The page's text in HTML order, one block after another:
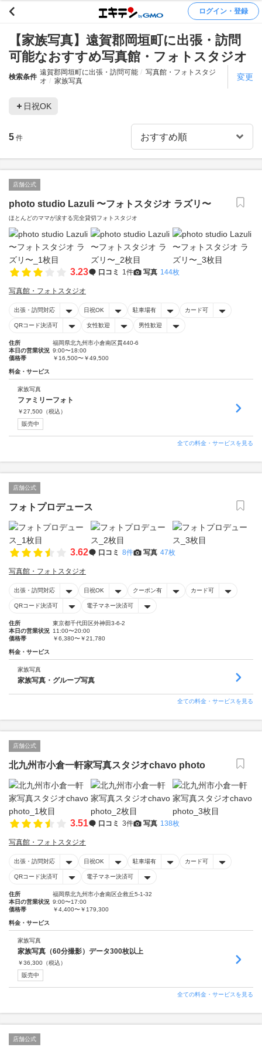
ログイン・登録
【家族写真】遠賀郡岡垣町に出張・訪問
可能なおすすめ写真館・フォトスタジオ
検索条件
遠賀郡岡垣町に出張・訪問可能
写真館・フォトスタジ
オ
家族写真 変更
日祝OK
5 件
店舗公式
photo studio Lazuli 〜フォトスタジオ ラズリ〜
ほとんどのママが涙する完全貸切フォトスタジオ
3.23 口コミ 1件 写真 144枚
写真館・フォトスタジオ
出張・訪問対応 日祝OK 駐車場有 カード可
QRコード決済可 女性歓迎 男性歓迎
住所
福岡県北九州市小倉南区貫440-6
本日の営業状況 9:00〜18:00
価格帯
￥16,500〜￥49,500
料金・サービス
家族写真
ファミリーフォト
￥27,500 （税込）
販売中
全ての料金・サービスを見る
店舗公式
フォトプロデュース
3.62 口コミ 8件 写真 47枚
写真館・フォトスタジオ
出張・訪問対応 日祝OK クーポン有 カード可
QRコード決済可 電子マネー決済可
住所
東京都千代田区外神田3-6-2
本日の営業状況 11:00〜20:00
価格帯
￥6,380〜￥21,780
料金・サービス
家族写真
家族写真・グループ写真
全ての料金・サービスを見る
店舗公式
北九州市小倉一軒家写真スタジオchavo photo
3.51 口コミ 3件 写真 138枚
写真館・フォトスタジオ
出張・訪問対応 日祝OK 駐車場有 カード可
QRコード決済可 電子マネー決済可
住所
福岡県北九州市小倉南区企救丘5-1-32
本日の営業状況 9:00〜17:00
価格帯
￥4,400〜￥179,300
料金・サービス
家族写真
家族写真（60分撮影）データ300枚以上
￥36,300 （税込）
販売中
全ての料金・サービスを見る
店舗公式